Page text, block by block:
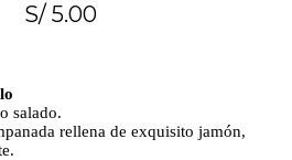
S/ 5.00
salado.
rellena de exquisito jamón,